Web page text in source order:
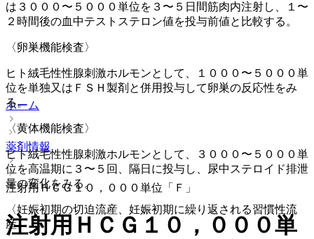
は３０００〜５０００単位を３〜５日間筋肉内注射し、１〜
２時間後の血中テストステロン値を投与前値と比較する。
〈卵巣機能検査〉
ヒト絨毛性性腺刺激ホルモンとして、１０００〜５０００単
位を単独又はＦＳＨ製剤と併用投与して卵巣の反応性をみ
る。
〈黄体機能検査〉
ヒト絨毛性性腺刺激ホルモンとして、３０００〜５０００単
位を高温期に３〜５回、隔日に投与し、尿中ステロイド排泄
量の変化をみる。
〈妊娠初期の切迫流産、妊娠初期に繰り返される習慣性流
産〉
ホーム
薬剤情報
注射用ＨＣＧ１０，０００単位「Ｆ」
注射用ＨＣＧ１０，０００単